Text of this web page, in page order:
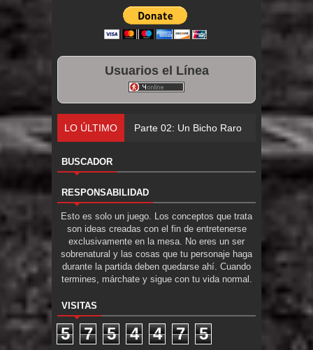
Usuarios el Línea
LO ÚLTIMO Parte 02: Un Bicho Raro
BUSCADOR
RESPONSABILIDAD
Esto es solo un juego. Los conceptos que trata
son ideas creadas con el fin de entretenerse
exclusivamente en la mesa. No eres un ser
sobrenatural y las cosas que tu personaje haga
durante la partida deben quedarse ahí. Cuando
termines, márchate y sigue con tu vida normal.
VISITAS
5 7 5 4 4 7 5